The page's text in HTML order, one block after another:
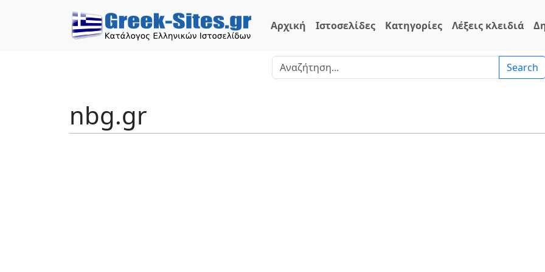
Αρχική Ιστοσελίδες Κατηγορίες Λέξεις κλειδιά
Search
nbg.gr